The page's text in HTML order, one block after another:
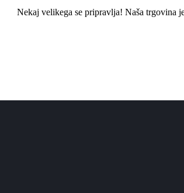
Nekaj ​​velikega se pripravlja! Naša trgovina